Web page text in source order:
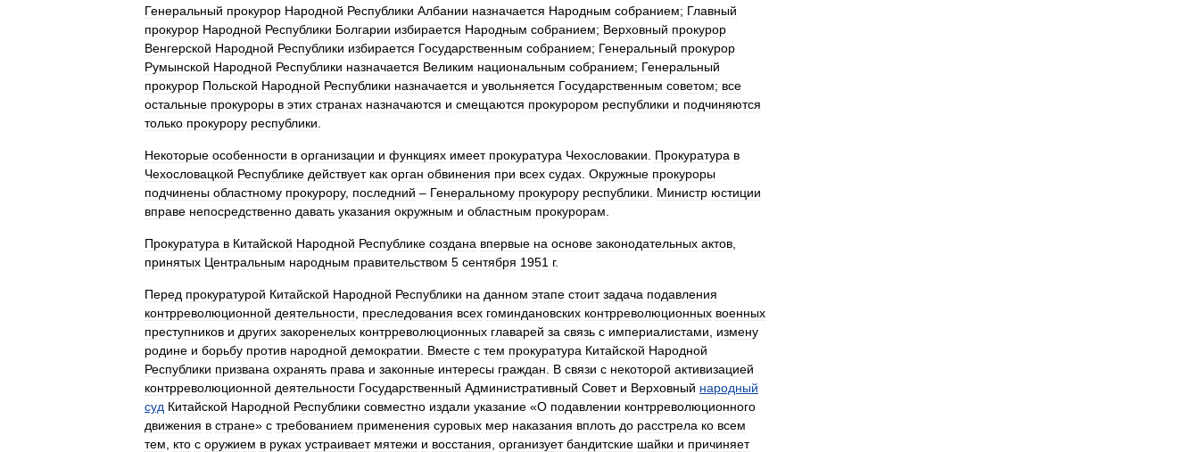
Генеральный прокурор Народной Республики Албании назначается Народным собранием; Главный
прокурор Народной Республики Болгарии избирается Народным собранием; Верховный прокурор
Венгерской Народной Республики избирается Государственным собранием; Генеральный прокурор
Румынской Народной Республики назначается Великим национальным собранием; Генеральный
прокурор Польской Народной Республики назначается и увольняется Государственным советом; все
остальные прокуроры в этих странах назначаются и смещаются прокурором республики и подчиняются
только прокурору республики
Некоторые особенности в организации и функциях имеет прокуратура Чехословакии Прокуратура в
Чехословацкой Республике действует как орган обвинения при всех судах Окружные прокуроры
подчинены областному прокурору, последний – Генеральному прокурору республики Министр юстиции
вправе непосредственно давать указания окружным и областным прокурорам
Прокуратура в Китайской Народной Республике создана впервые на основе законодательных актов
принятых Центральным народным правительством 5 сентября 1951 г.
Перед прокуратурой Китайской Народной Республики на данном этапе стоит задача подавления
контрреволюционной деятельности преследования всех гоминдановских контрреволюционных военных
преступников и других закоренелых контрреволюционных главарей за связь с империалистами
измену
родине и борьбу против народной демократии Вместе с тем прокуратура Китайской Народной
Республики призвана охранять права и законные интересы граждан В связи с некоторой активизацией
контрреволюционной деятельности Государственный Административный Совет и Верховный народный
суд Китайской Народной Республики совместно издали указание «О подавлении контрреволюционного
движения в стране» с требованием применения суровых мер наказания вплоть до расстрела ко всем
тем
кто с оружием в руках устраивает мятежи и восстания организует бандитские шайки и причиняет